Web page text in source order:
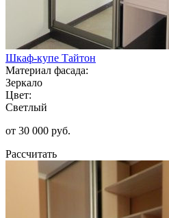
Шкаф-купе Тайтон
Материал фасада:
Зеркало
Цвет:
Светлый
от 30 000 руб.
Рассчитать